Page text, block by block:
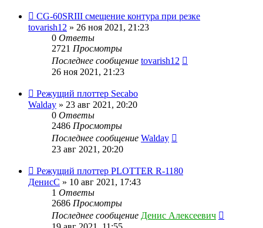
CG-60SRIII смещение контура при резке
tovarish12 » 26 ноя 2021, 21:23
0 Ответы
2721 Просмотры
Последнее сообщение tovarish12
26 ноя 2021, 21:23
Режущий плоттер Secabo
Walday » 23 авг 2021, 20:20
0 Ответы
2486 Просмотры
Последнее сообщение Walday
23 авг 2021, 20:20
Режущий плоттер PLOTTER R-1180
ДенисС » 10 авг 2021, 17:43
1 Ответы
2686 Просмотры
Последнее сообщение Денис Алексеевич